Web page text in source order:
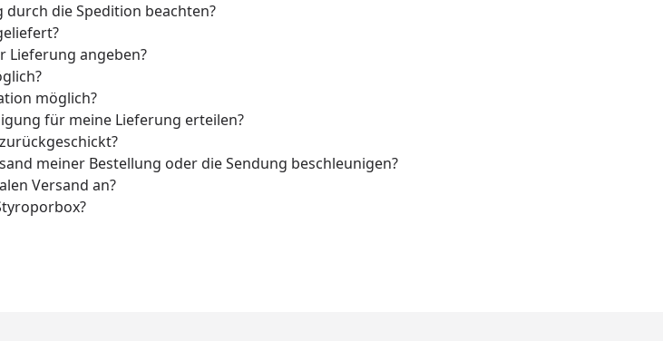
die Spedition beachten?
Lieferung angeben?
möglich?
für meine Lieferung erteilen?
meiner Bestellung oder die Sendung beschleunigen?
Versand an?